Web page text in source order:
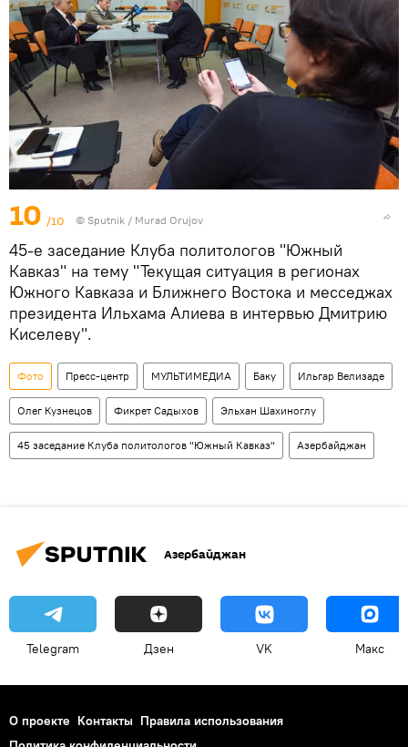
10 /10 © Sputnik / Murad Orujov
45-е заседание Клуба политологов "Южный
Кавказ" на тему "Текущая ситуация в регионах
Южного Кавказа и Ближнего Востока и месседжах
президента Ильхама Алиева в интервью Дмитрию
Киселеву".
Фото Пресс-центр МУЛЬТИМЕДИА Баку Ильгар Велизаде
Олег Кузнецов Фикрет Садыхов Эльхан Шахиноглу
45 заседание Клуба политологов "Южный Кавказ" Азербайджан
Азербайджан
Telegram Дзен VK Макс
О проекте Контакты Правила использования